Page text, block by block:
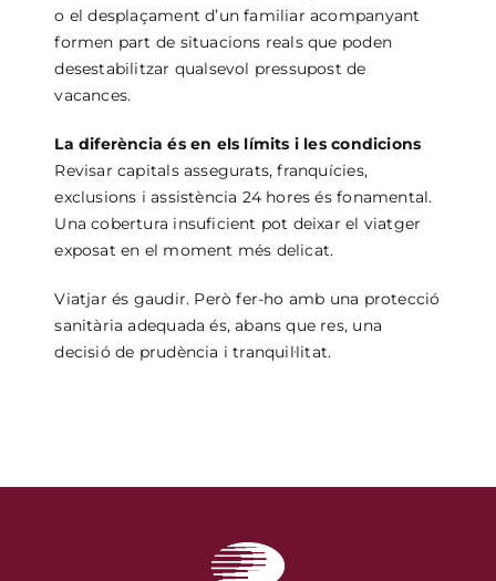
o el desplaçament d’un familiar acompanyant
formen part de situacions reals que poden
desestabilitzar qualsevol pressupost de
vacances.
La diferència és en els límits i les condicions
Revisar capitals assegurats, franquícies,
exclusions i assistència 24 hores és fonamental.
Una cobertura insuficient pot deixar el viatger
exposat en el moment més delicat.
Viatjar és gaudir. Però fer-ho amb una protecció
sanitària adequada és, abans que res, una
decisió de prudència i tranquil·litat.